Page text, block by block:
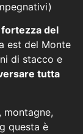
fortezza del
est del Monte
di stacco e
tutta
montagne,
questa è